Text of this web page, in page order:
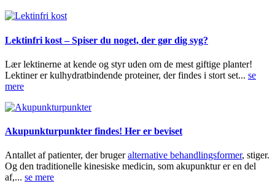
Lektinfri kost – Spiser du noget, der gør dig syg?
Lær lektinerne at kende og styr uden om de mest giftige planter!
Lektiner er kulhydratbindende proteiner, der findes i stort set... se
mere
Akupunkturpunkter findes! Her er beviset
Antallet af patienter, der brugeralternative behandlingsformer, stiger.
Og den traditionelle kinesiske medicin, som akupunktur er en del
af,... se mere